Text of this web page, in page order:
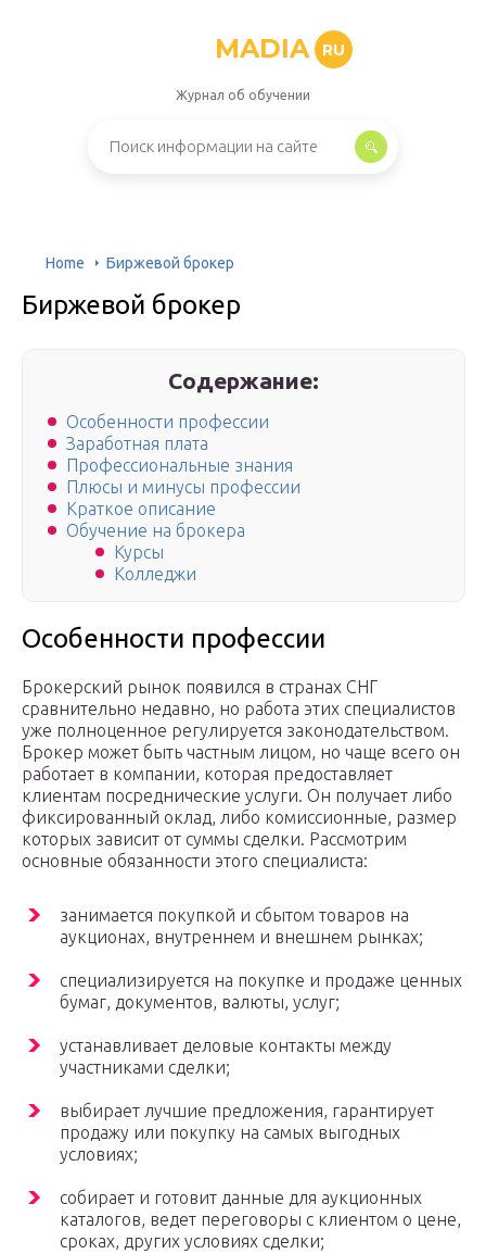
MADIA RU
Журнал об обучении
Home Биржевой брокер
Биржевой брокер
Содержание:
Особенности профессии
Заработная плата
Профессиональные знания
Плюсы и минусы профессии
Краткое описание
Обучение на брокера
Курсы
Колледжи
Особенности профессии
Брокерский рынок появился в странах СНГ
сравнительно недавно, но работа этих специалистов
уже полноценное регулируется законодательством.
Брокер может быть частным лицом, но чаще всего он
работает в компании, которая предоставляет
клиентам посреднические услуги. Он получает либо
фиксированный оклад, либо комиссионные, размер
которых зависит от суммы сделки. Рассмотрим
основные обязанности этого специалиста:
занимается покупкой и сбытом товаров на
аукционах, внутреннем и внешнем рынках;
специализируется на покупке и продаже ценных
бумаг, документов, валюты, услуг;
устанавливает деловые контакты между
участниками сделки;
выбирает лучшие предложения, гарантирует
продажу или покупку на самых выгодных
условиях;
собирает и готовит данные для аукционных
каталогов, ведет переговоры с клиентом о цене,
сроках, других условиях сделки;